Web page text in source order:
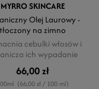
MYRRO SKINCARE
Olej Laurowy -
tłoczony na zimno
cebulki włosów i
ich wypadanie
66,00 zł
(66,00 zł / 100 ml)